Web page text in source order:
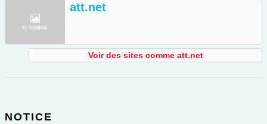
att.net
Voir des sites comme att.net
NOTICE